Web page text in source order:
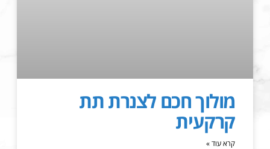
מולוך חכם לצנרת תת
קרקעית
קרא עוד »